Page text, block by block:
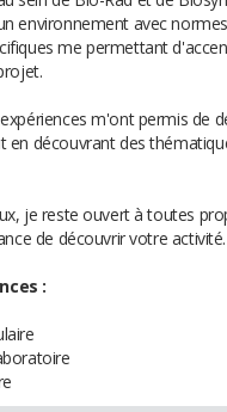
environnement avec
me permettant
m'ont permis de
en découvrant des
je reste ouvert à toutes
de découvrir votre activité.
: